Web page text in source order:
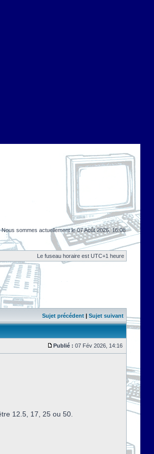
Nous sommes actuellement le 07 Août 2026, 16:08
Le fuseau horaire est UTC+1 heure
Sujet précédent | Sujet suivant
Publié : 07 Fév 2026, 14:16
12.5, 17, 25 ou 50.